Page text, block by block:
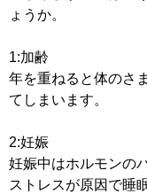
ょうか。
1:加齢
年を重ねると体のさ
てしまいます。
2:妊娠
妊娠中はホルモンの
ストレスが原因で睡